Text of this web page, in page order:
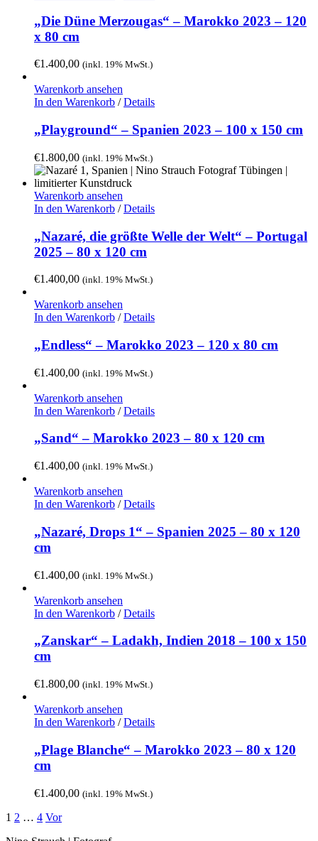
„Die Düne Merzougas“ – Marokko 2023 – 120
x 80 cm
€1.400,00 (inkl. 19% MwSt.)
Warenkorb ansehen
In den Warenkorb / Details
„Playground“ – Spanien 2023 – 100 x 150 cm
€1.800,00 (inkl. 19% MwSt.)
Warenkorb ansehen
In den Warenkorb / Details
„Nazaré, die größte Welle der Welt“ – Portugal
2025 – 80 x 120 cm
€1.400,00 (inkl. 19% MwSt.)
Warenkorb ansehen
In den Warenkorb / Details
„Endless“ – Marokko 2023 – 120 x 80 cm
€1.400,00 (inkl. 19% MwSt.)
Warenkorb ansehen
In den Warenkorb / Details
„Sand“ – Marokko 2023 – 80 x 120 cm
€1.400,00 (inkl. 19% MwSt.)
Warenkorb ansehen
In den Warenkorb / Details
„Nazaré, Drops 1“ – Spanien 2025 – 80 x 120
cm
€1.400,00 (inkl. 19% MwSt.)
Warenkorb ansehen
In den Warenkorb / Details
„Zanskar“ – Ladakh, Indien 2018 – 100 x 150
cm
€1.800,00 (inkl. 19% MwSt.)
Warenkorb ansehen
In den Warenkorb / Details
„Plage Blanche“ – Marokko 2023 – 80 x 120
cm
€1.400,00 (inkl. 19% MwSt.)
1 2 … 4 Vor